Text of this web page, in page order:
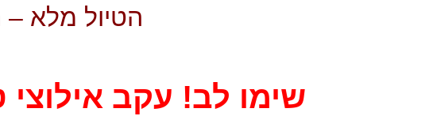
הטיול מלא
שימו לב! עקב אילוצי